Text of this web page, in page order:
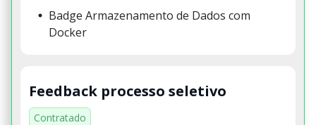
Badge Armazenamento de Dados com
Docker
Feedback processo seletivo
Contratado